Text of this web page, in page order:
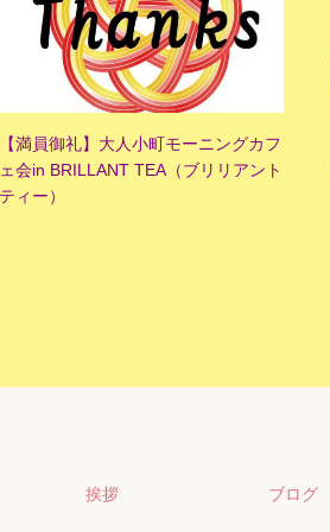
【満員御礼】大人小町モーニングカフ
ェ会in BRILLANT TEA（ブリリアント
ティー）
挨拶 ブログ